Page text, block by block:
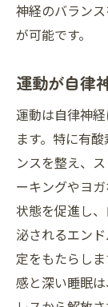
神経のバラン
が可能です。
運動が自律
運動は自律神
ます。特に有
ンスを整え、
ーキングやヨ
状態を促進し
泌されるエン
定をもたらし
感と深い睡眠